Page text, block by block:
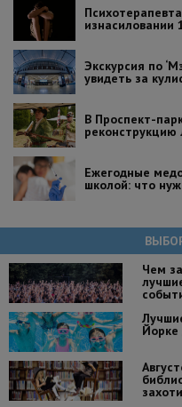
изнасиловании
Экскурсия по
увидеть за
В Проспект-
реконструкцию
Ежегодные
школой: что
Чем
Йорке